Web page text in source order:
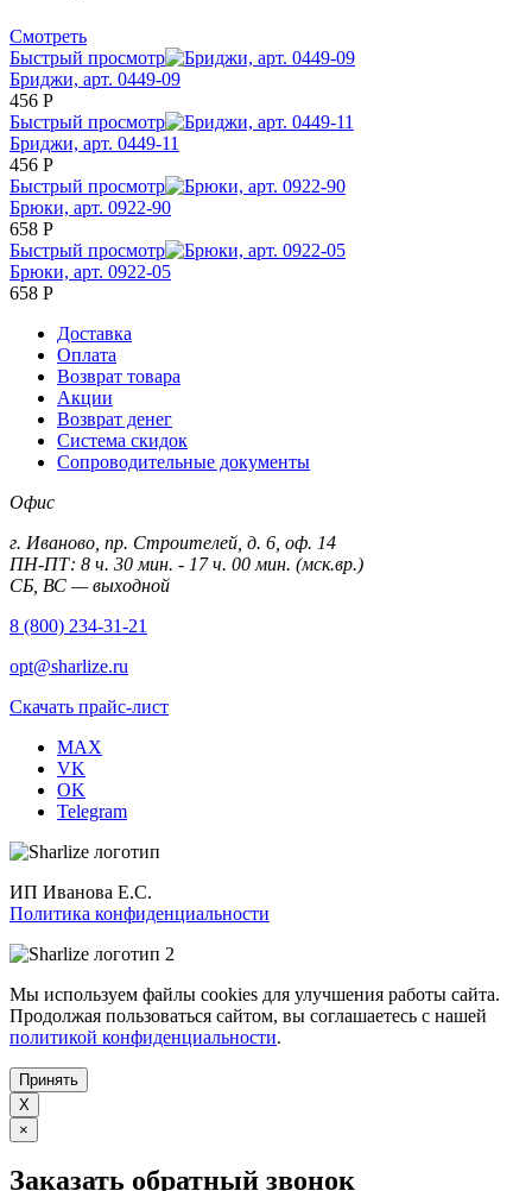
Смотреть
Быстрый просмотр
Бриджи, арт. 0449-09
456 Р
Быстрый просмотр
Бриджи, арт. 0449-11
456 Р
Быстрый просмотр
Брюки, арт. 0922-90
658 Р
Быстрый просмотр
Брюки, арт. 0922-05
658 Р
Доставка
Оплата
Возврат товара
Акции
Возврат денег
Система скидок
Сопроводительные документы
Офис
г. Иваново, пр. Строителей, д. 6, оф. 14
ПН-ПТ: 8 ч. 30 мин. - 17 ч. 00 мин. (мск.вр.)
СБ, ВС — выходной
8 (800) 234-31-21
opt@sharlize.ru
Скачать прайс-лист
MAX
VK
OK
Telegram
ИП Иванова Е.С.
Политика конфиденциальности
Мы используем файлы cookies для улучшения работы сайта.
Продолжая пользоваться сайтом, вы соглашаетесь с нашей
политикой конфиденциальности.
Принять
X
×
Заказать обратный звонок